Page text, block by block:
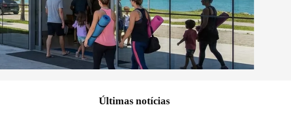
Últimas notícias